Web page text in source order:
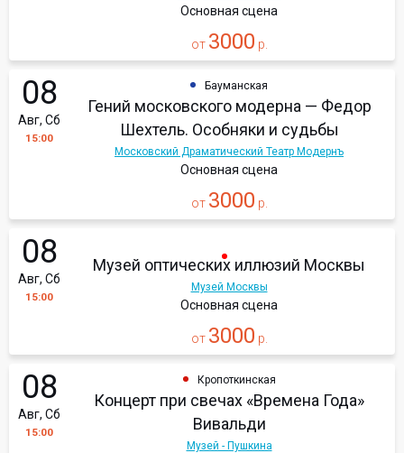
Основная сцена
от 3000 р.
08
Авг, Сб
15:00
Бауманская
Гений московского модерна — Федор
Шехтель. Особняки и судьбы
Московский Драматический Театр Модернъ
Основная сцена
от 3000 р.
08
Авг, Сб
15:00
Музей оптических иллюзий Москвы
Музей Москвы
Основная сцена
от 3000 р.
08
Авг, Сб
15:00
Кропоткинская
Концерт при свечах «Времена Года»
Вивальди
Музей - Пушкина